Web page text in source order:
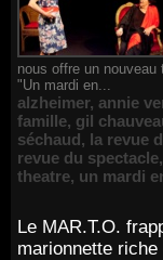
nous offre un
"Un mardi en...
alzheimer, annie
famille, gil
séchaud, la revue
revue du spectacle,
theatre, un mardi
Le MAR.T.O.
marionnette